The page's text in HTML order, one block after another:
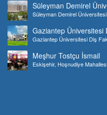
Süleyman Demirel
Süleyman Demirel
Gaziantep Üniversitesi
Gaziantep Üniversitesi Diş
Meşhur Tostçu İsmail
Eskişehir, Hoşnudiye